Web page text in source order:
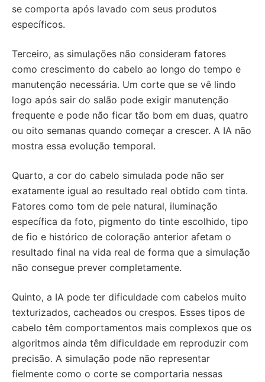
se comporta após lavado com seus produtos
específicos.
Terceiro, as simulações não consideram fatores
como crescimento do cabelo ao longo do tempo e
manutenção necessária. Um corte que se vê lindo
logo após sair do salão pode exigir manutenção
frequente e pode não ficar tão bom em duas, quatro
ou oito semanas quando começar a crescer. A IA não
mostra essa evolução temporal.
Quarto, a cor do cabelo simulada pode não ser
exatamente igual ao resultado real obtido com tinta.
Fatores como tom de pele natural, iluminação
específica da foto, pigmento do tinte escolhido, tipo
de fio e histórico de coloração anterior afetam o
resultado final na vida real de forma que a simulação
não consegue prever completamente.
Quinto, a IA pode ter dificuldade com cabelos muito
texturizados, cacheados ou crespos. Esses tipos de
cabelo têm comportamentos mais complexos que os
algoritmos ainda têm dificuldade em reproduzir com
precisão. A simulação pode não representar
fielmente como o corte se comportaria nessas